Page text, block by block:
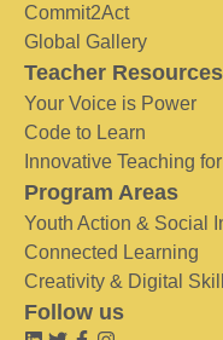
Commit2Act
Global Gallery
Teacher Resources
Your Voice is Power
Code to Learn
Innovative Teaching
Program Areas
Youth Action & Social
Connected Learning
Creativity & Digital
Follow us